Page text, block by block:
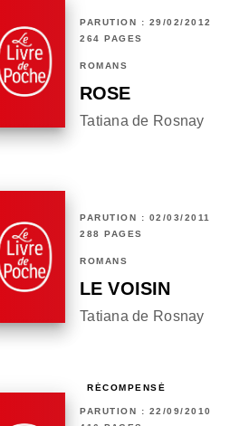
PARUTION : 29/02/2012
264 PAGES
ROMANS
ROSE
Tatiana de Rosnay
PARUTION : 02/03/2011
288 PAGES
ROMANS
LE VOISIN
Tatiana de Rosnay
RÉCOMPENSÉ
PARUTION : 22/09/2010